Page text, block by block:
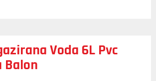
Voda 6L Pvc
Balon